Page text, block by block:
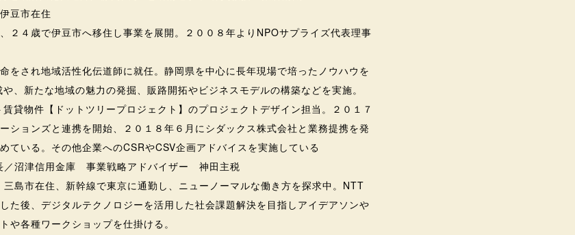
豆市在住
２４歳で伊豆市へ移住し事業を展開。２００８年よりNPOサプライズ代表理事
をされ地域活性化伝道師に就任。静岡県を中心に長年現場で培ったノウハウを
、新たな地域の魅力の発掘、販路開拓やビジネスモデルの構築などを実施。
貸物件【ドットツリープロジェクト】のプロジェクトデザイン担当。２０１７
ションズと連携を開始、２０１８年６月にシダックス株式会社と業務提携を発
ている。その他企業へのCSRやCSV企画アドバイスを実施している
沼津信用金庫 事業戦略アドバイザー 神田主税
島市在住、新幹線で東京に通勤し、ニューノーマルな働き方を探求中。NTT
た後、デジタルテクノロジーを活用した社会課題解決を目指しアイデアソンや
や各種ワークショップを仕掛ける。